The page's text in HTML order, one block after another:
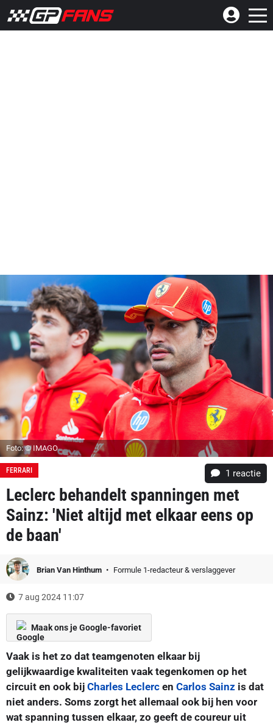
Foto: © IMAGO
FERRARI 1 reactie
Leclerc behandelt spanningen met
Sainz: 'Niet altijd met elkaar eens op
de baan'
Brian Van Hinthum Formule 1-redacteur & verslaggever
7 aug 2024 11:07
Maak ons je Google-favoriet
Vaak is het zo dat teamgenoten elkaar bij
gelijkwaardige kwaliteiten vaak tegenkomen op het
circuit en ook bij Charles Leclerc en Carlos Sainz is dat
niet anders. Soms zorgt het allemaal ook bij hen voor
wat spanning tussen elkaar, zo geeft de coureur uit